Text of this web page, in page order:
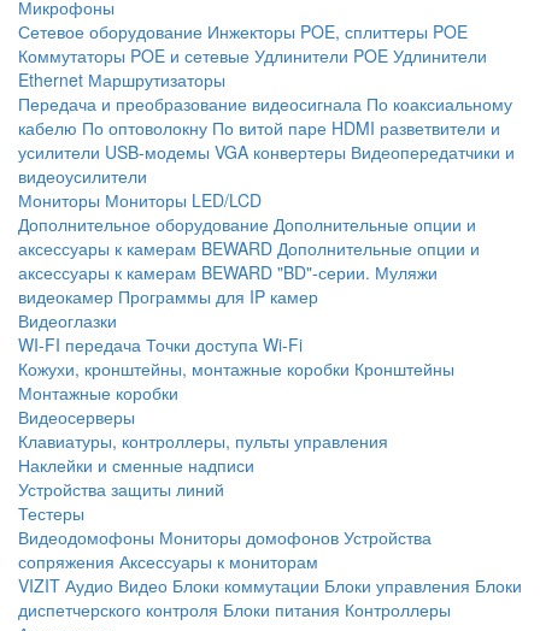
Микрофоны
Сетевое оборудование Инжекторы POE, сплиттеры POE
Коммутаторы POE и сетевые Удлинители POE Удлинители
Ethernet Маршрутизаторы
Передача и преобразование видеосигнала По коаксиальному
кабелю По оптоволокну По витой паре HDMI разветвители и
усилители USB-модемы VGA конвертеры Видеопередатчики и
видеоусилители
Мониторы Мониторы LED/LCD
Дополнительное оборудование Дополнительные опции и
аксессуары к камерам BEWARD Дополнительные опции и
аксессуары к камерам BEWARD "BD"-серии. Муляжи
видеокамер Программы для IP камер
Видеоглазки
WI-FI передача Точки доступа Wi-Fi
Кожухи, кронштейны, монтажные коробки Кронштейны
Монтажные коробки
Видеосерверы
Клавиатуры, контроллеры, пульты управления
Наклейки и сменные надписи
Устройства защиты линий
Тестеры
Видеодомофоны Мониторы домофонов Устройства
сопряжения Аксессуары к мониторам
VIZIT Аудио Видео Блоки коммутации Блоки управления Блоки
диспетчерского контроля Блоки питания Контроллеры